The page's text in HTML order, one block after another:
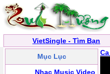
VietSingle - Tìm Bạn
Mục Lục
Nhạc Music Video